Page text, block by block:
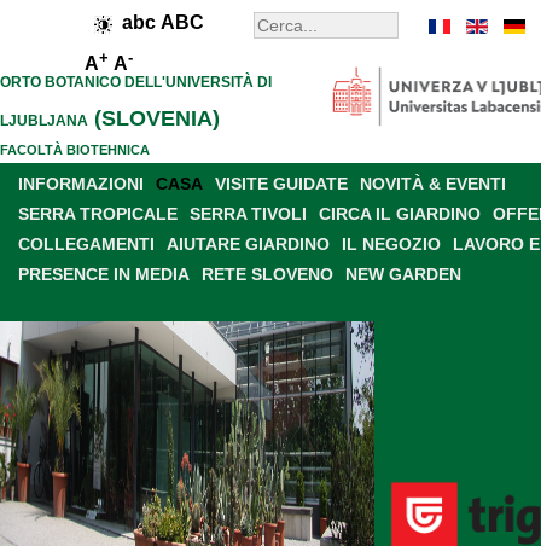
abc ABC
A+ A-
ORTO BOTANICO DELL'UNIVERSITÀ DI
LJUBLJANA (SLOVENIA)
FACOLTÀ BIOTEHNICA
INFORMAZIONI CASA VISITE GUIDATE
NOVITÀ & EVENTI
SERRA TROPICALE
SERRA TIVOLI CIRCA IL GIARDINO
COLLEGAMENTI
AIUTARE GIARDINO IL NEGOZIO
LAVORO
PRESENCE IN MEDIA
RETE SLOVENO NEW GARDEN